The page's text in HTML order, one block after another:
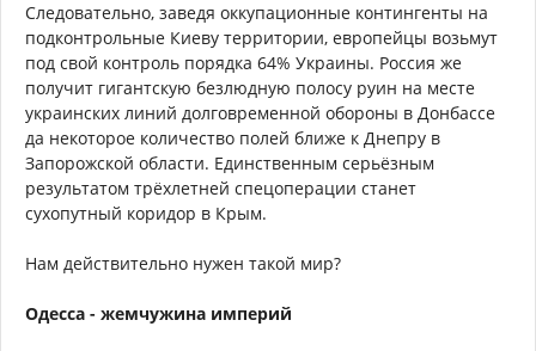
Следовательно, заведя оккупационные контингенты на
подконтрольные Киеву территории, европейцы возьмут
под свой контроль порядка 64% Украины. Россия же
получит гигантскую безлюдную полосу руин на месте
украинских линий долговременной обороны в Донбассе
да некоторое количество полей ближе к Днепру в
Запорожской области. Единственным серьёзным
результатом трёхлетней спецоперации станет
сухопутный коридор в Крым.
Нам действительно нужен такой мир?
Одесса - жемчужина империй